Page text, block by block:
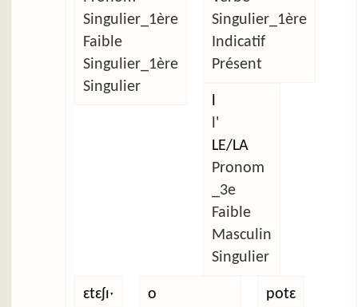
Singulier_1ère
Faible
Singulier_1ère
Singulier
Singulier_1ère
Indicatif
Présent
l'
LE/LA
Pronom
_3e
Faible
Masculin
Singulier
ɛtɛʃɪˑ
o
potɛ